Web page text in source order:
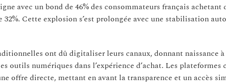
avec un bond de 46% des consommateurs français achetant
Cette explosion s’est prolongée avec une stabilisation
ont dû digitaliser leurs canaux, donnant naissance à
outils numériques dans l’expérience d’achat. Les plateformes
offre directe, mettant en avant la transparence et un accès